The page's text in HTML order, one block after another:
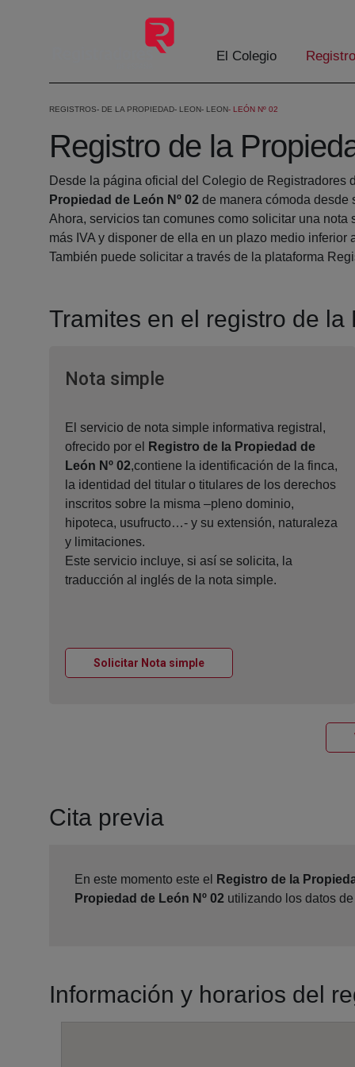
Saltar al contenido principal
El Colegio
REGISTROS DE LA PROPIEDAD LEON LEON LEÓN Nº 02
Registro de la
Desde la página oficial del Colegio de Registradores
Propiedad de León Nº 02 de manera cómoda desde
Ahora, servicios tan comunes como solicitar una nota
más IVA y disponer de ella en un plazo medio inferior
También puede solicitar a través de la plataforma
Tramites en el registro de la
Nota simpleVentana nueva
El servicio de nota simple informativa registral,
ofrecido por el
Registro de la Propiedad de
León Nº 02,contiene la identificación de la finca,
la identidad del titular o titulares de los derechos
inscritos sobre la misma –pleno dominio,
hipoteca, usufructo…- y su extensión, naturaleza
y limitaciones.
Este servicio incluye, si así se solicita, la
traducción al inglés de la nota simple.
Solicitar Nota simpleVentana nueva
Cita previa
En este momento este el Registro de la
Propiedad de León Nº 02 utilizando los datos
Información y horarios del